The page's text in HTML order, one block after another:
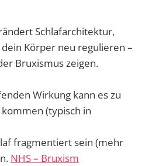
Schlafarchitektur,
Körper neu regulieren –
Bruxismus zeigen.
Wirkung kann es zu
(typisch in
fragmentiert sein (mehr
NHS – Bruxism